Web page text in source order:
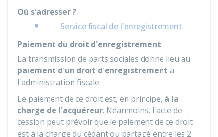
Où s'adresser ?
Service fiscal de l'enregistrement
Paiement du droit d'enregistrement
La transmission de parts sociales donne lieu au
paiement d'un droit d'enregistrement à
l'administration fiscale.
Le paiement de ce droit est, en principe, à la
charge de l'acquéreur. Néanmoins, l'acte de
cession peut prévoir que le paiement de ce droit
est à la charge du cédant ou partagé entre les 2